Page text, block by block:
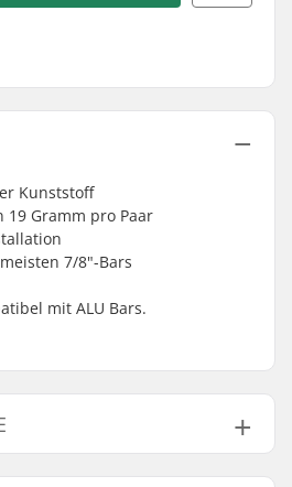
Kunststoff
19 Gramm pro Paar
7/8"-Bars
mit ALU Bars.
sind mit ODI Bar